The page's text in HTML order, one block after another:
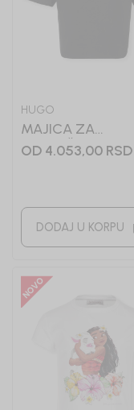
HUGO
MAJICA ZA
DEVOJČICE HUGO
OD 4.053,00 RSD
DODAJ U KORPU